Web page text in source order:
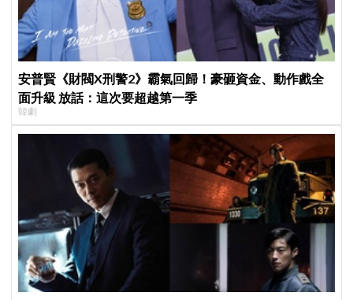
安普賢《財閥X刑警2》霸氣回歸！豪砸資金、動作戲全
面升級 放話：這次要超越第一季
韓劇